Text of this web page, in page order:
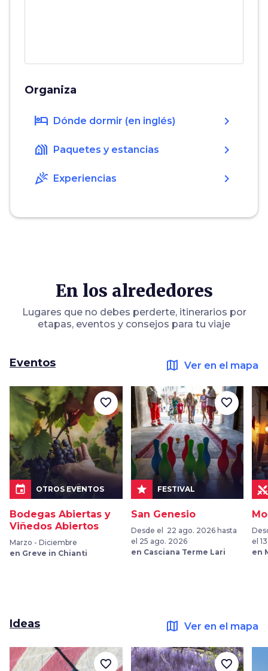
Organiza
hotel Dónde dormir (en inglés) chevron_right
holiday_village Paquetes y estancias chevron_right
celebration Experiencias chevron_right
En los alrededores
Lugares que no debes perderte, itinerarios por
etapas, eventos y consejos para tu viaje
Eventos map Ver en el mapa
event OTROS EVENTOS
Bodegas Abiertas y
Viñedos Abiertos
Marzo - Diciembre
en Greve in Chianti
favorite_border
star FESTIVAL
San Genesio
Desde el 22 ago. 2026 hasta
el 25 ago. 2026
en Casciana Terme Lari
favorite_border
el
en
Ideas map Ver en el mapa
favorite_border favorite_border